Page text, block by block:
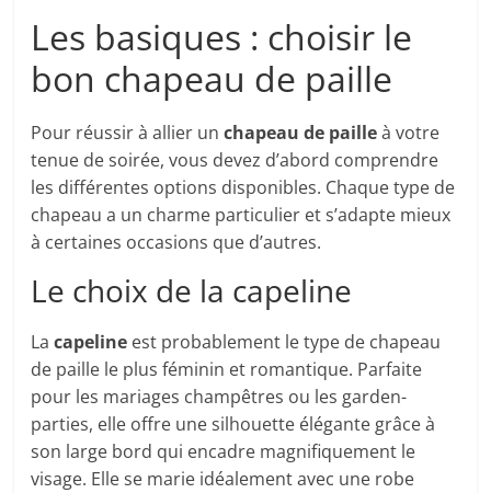
Les basiques : choisir le
bon chapeau de paille
Pour réussir à allier unchapeau de pailleà votre
tenue de soirée, vous devez d’abord comprendre
les différentes options disponibles. Chaque type de
chapeau a un charme particulier et s’adapte mieux
à certaines occasions que d’autres.
Le choix de la capeline
Lacapeline est probablement le type de chapeau
de paille le plus féminin et romantique. Parfaite
pour les mariages champêtres ou les garden-
parties, elle offre une silhouette élégante grâce à
son large bord qui encadre magnifiquement le
visage. Elle se marie idéalement avec une robe